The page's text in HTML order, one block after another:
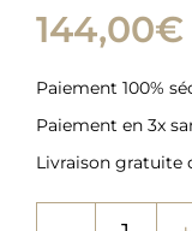
144,00€
Paiement 100%
Paiement en 3x
Livraison gratuite